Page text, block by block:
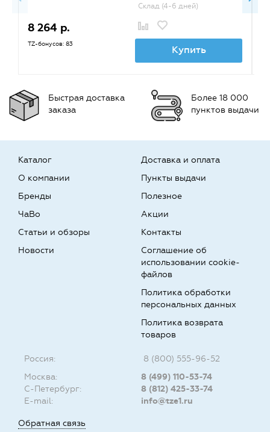
Склад (4-6 дней)
8 264 р.
TZ-бонусов: 83 Купить
Быстрая доставка
заказа
Более 18 000
пунктов выдачи
Каталог
О компании
Бренды
Доставка и оплата
Пункты выдачи
Полезное
ЧаВо
Статьи и обзоры
Новости
Акции
Контакты
Соглашение об
использовании cookie-
файлов
Политика обработки
персональных данных
Политика возврата
товаров
Россия:
8 (800) 555-96-52
Москва:
8 (499) 110-53-74
С-Петербург:
8 (812) 425-33-74
E-mail:
info@tze1.ru
Обратная связь